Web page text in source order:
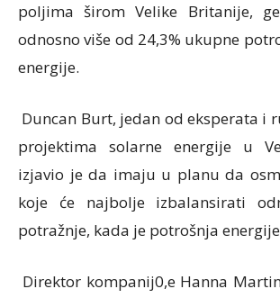
poljima širom Velike Britanije,
odnosno više od 24,3% ukupne
energije.
Duncan Burt, jedan od eksperata i
projektima solarne energije u
izjavio je da imaju u planu da
koje će najbolje izbalansirati
potražnje, kada je potrošnja
Direktor kompanij0,e Hanna